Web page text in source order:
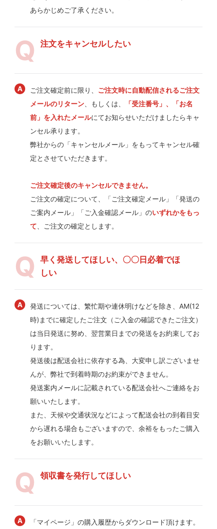
あらかじめご了承ください。
注文をキャンセルしたい
ご注文確定前に限り、 ご注文時に自動配信されるご注文
メールのリターン、もしくは、
「受注番号」、「お名
前」を入れたメールにてお知らせいただけましたらキャ
ンセル承ります。
弊社からの「キャンセルメール」をもってキャンセル確
定とさせていただきます。
ご注文確定後のキャンセルできません。
ご注文の確定について、「ご注文確定メール」「発送の
ご案内メール」「ご入金確認メール」のいずれかをもっ
て、ご注文の確定とします。
早く発送してほしい、〇〇日必着でほ
しい
発送については、繁忙期や連休明けなどを除き、AM(12
時)までに確定したご注文（ご入金の確認できたご注文）
は当日発送に努め、翌営業日までの発送をお約束してお
ります。
発送後は配送会社に依存する為、大変申し訳ございませ
んが、弊社で到着時期のお約束ができません。
発送案内メールに記載されている配送会社へご連絡をお
願いいたします。
また、天候や交通状況などによって配送会社の到着目安
から遅れる場合もございますので、余裕をもったご購入
をお願いいたします。
領収書を発行してほしい
「マイページ」の購入履歴からダウンロード頂けます。